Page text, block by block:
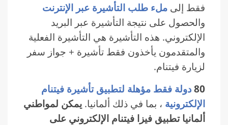
فقط إلى ملء طلب التأشيرة عبر الإنترنت
والحصول على نتيجة التأشيرة عبر البريد
الإلكتروني. هذه التأشيرة هي التأشيرة الفعلية
والمتقدمون يأخذون فقط تأشيرة + جواز سفر
لزيارة فيتنام.
80 دولة فقط مؤهلة لتطبيق تأشيرة فيتنام
الإلكترونية ، بما في ذلك ألمانيا. يمكن لمواطني
ألمانيا تطبيق فيزا فيتنام الإلكتروني على